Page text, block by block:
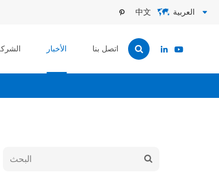
 中文  العربية 
الأخبار اتصل بنا  